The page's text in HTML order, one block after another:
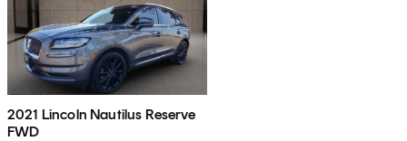
2021 Lincoln Nautilus Reserve
FWD